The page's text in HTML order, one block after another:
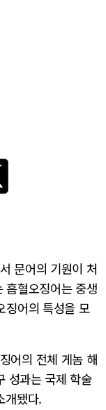
문어의 기원이 처
흡혈오징어는 중생
징어의 특성을 모
어의 전체 게놈 해
성과는 국제 학술
개됐다.